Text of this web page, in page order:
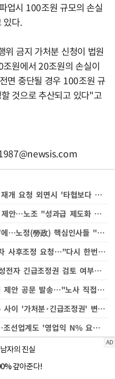
업시 100조원 규모의 손실
있다.
금지 가처분 신청이 법원
원에서 20조원의 손실이
면 중단될 경우 100조원 규
것으로 추산되고 있다"고
재계 "삼성전자 노조, 대화 재개 요청 외면시 '타협보다 파업 선택' 비판 직면"
삼성전자, '추가 대화' 공식 제안…노조 "성과급 제도화 없으면 만날 이유 없어" 정색
[현장] 삼성전자 '파업 전운'에…노정(勞政) 핵심인사들 "대화가 필요해" 입모아
중노위, 삼성전자 노사에 2차 사후조정 요청…"다시 한번 대화를"
[단독] 김영훈 노동장관, 삼성전자 긴급조정권 검토 여부에 "대화로 풀어야" 재차 강조
삼성전자, 노조에 추가 협의 제안 공문 발송…"노사 직접 대화해야"
삼성전자 총파업 D-7…한주 사이 '가처분·긴급조정권' 변수 떠오르나
대기업 성과급 갈등 '확산'…조선업계도 '영업익 N% 요구' 첫 등장